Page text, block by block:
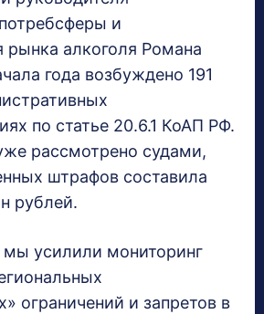
и
рынка алкоголя Романа
года возбуждено 191
по статье 20.6.1 КоАП РФ.
рассмотрено судами,
штрафов составила
рублей.
мы усилили мониторинг
ограничений и запретов в